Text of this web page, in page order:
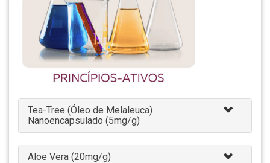
Tea-Tree (Óleo de Melaleuca)
Nanoencapsulado (5mg/g)
Aloe Vera (20mg/g)